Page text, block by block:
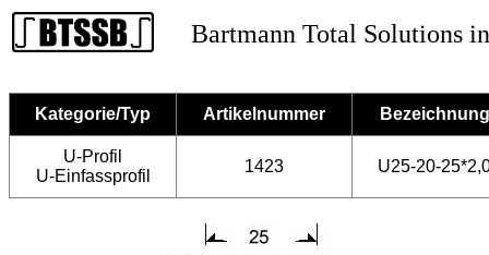
Bartmann Total Solutions
Kategorie/Typ Artikelnummer Bezeichnung
U-Profil
U-Einfassprofil
1423 U25-20-